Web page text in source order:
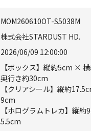
MOM260610OT-S5038M
株式会社STARDUST HD.
2026/06/09 12:00:00
【ボックス】縦約5cm ×
奥行き約30cm
【クリアシール】縦約
9cm
【ホログラムトレカ】縦
5.5cm